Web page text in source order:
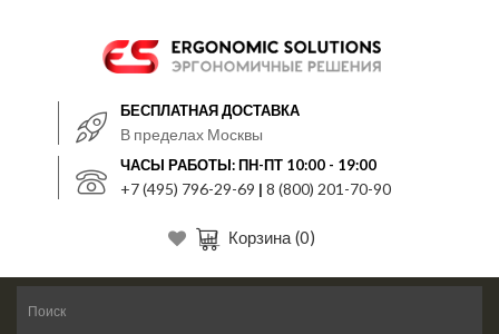
БЕСПЛАТНАЯ ДОСТАВКА
В пределах Москвы
ЧАСЫ РАБОТЫ: ПН-ПТ 10:00 - 19:00
+7 (495) 796-29-69 | 8 (800) 201-70-90
Корзина (0)